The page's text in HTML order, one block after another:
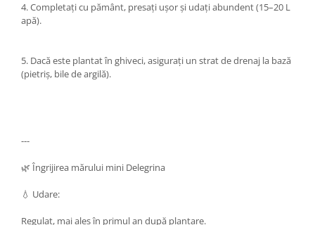
4. Completați cu pământ, presați ușor și udați abundent (15–20 L
apă).
5. Dacă este plantat în ghiveci, asigurați un strat de drenaj la bază
(pietriș, bile de argilă).
---
🌿 Îngrijirea mărului mini Delegrina
💧 Udare:
Regulat, mai ales în primul an după plantare.